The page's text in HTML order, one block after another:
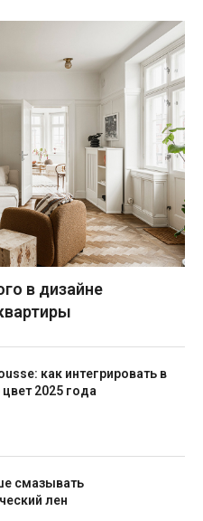
в дизайне
как интегрировать в
цвет 2025 года
смазывать
лен